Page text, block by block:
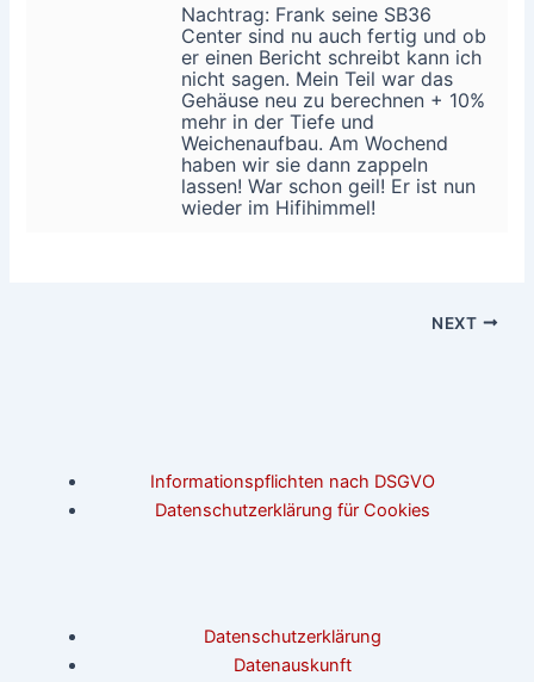
Nachtrag: Frank seine SB36
Center sind nu auch fertig und ob
er einen Bericht schreibt kann ich
nicht sagen. Mein Teil war das
Gehäuse neu zu berechnen + 10%
mehr in der Tiefe und
Weichenaufbau. Am Wochend
haben wir sie dann zappeln
lassen! War schon geil! Er ist nun
wieder im Hifihimmel!
NEXT
Informationspflichten nach DSGVO
Datenschutzerklärung für Cookies
Datenschutzerklärung
Datenauskunft